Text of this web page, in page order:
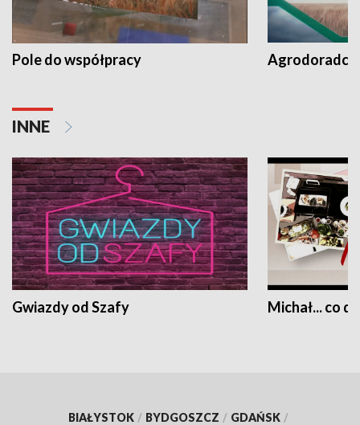
Pole do współpracy Agrodoradcy
INNE
Gwiazdy od Szafy Michał... co
BIAŁYSTOK / BYDGOSZCZ / GDAŃSK /